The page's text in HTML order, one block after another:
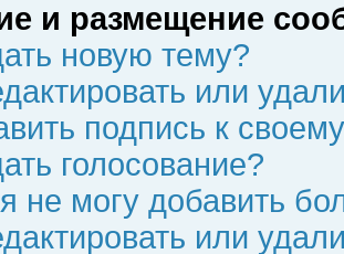
и размещение
новую тему?
или
подпись к
голосование?
не могу добавить
или